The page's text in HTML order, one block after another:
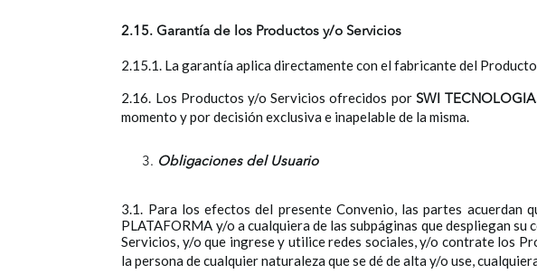
2.15. Garantía de los Productos y/o Servicios
2.15.1. La garantía aplica directamente con el fabricante del
2.16. Los Productos y/o Servicios ofrecidos por SWI
momento y por decisión exclusiva e inapelable de la misma.
Obligaciones del Usuario
3.1. Para los efectos del presente Convenio, las partes acuerdan
PLATAFORMA y/o a cualquiera de las subpáginas que despliegan
Servicios, y/o que ingrese y utilice redes sociales, y/o contrate los
la persona de cualquier naturaleza que se dé de alta y/o use,